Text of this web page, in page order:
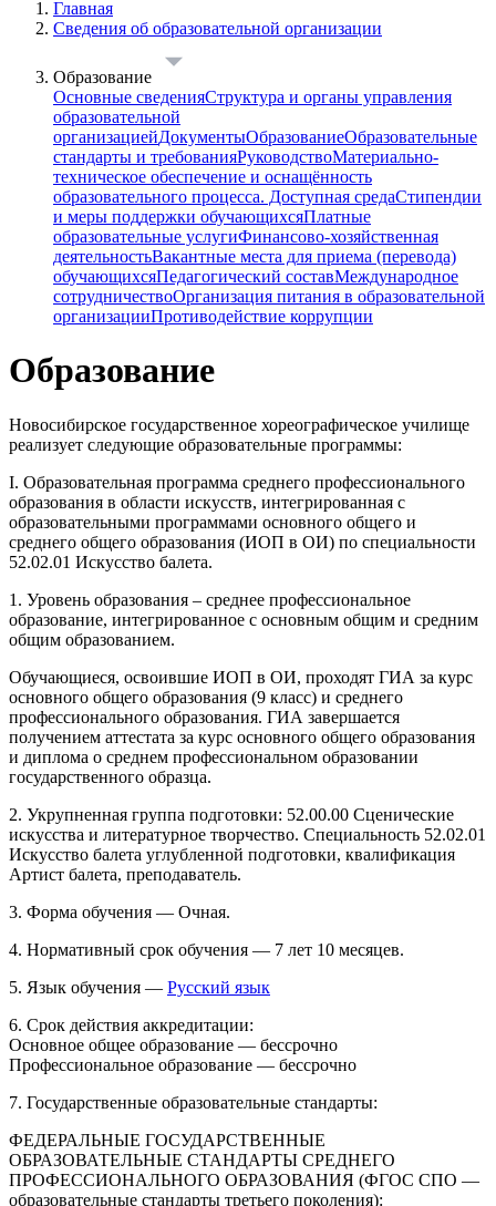
Главная
Сведения об образовательной организации
Образование
Основные сведенияСтруктура и органы управления
образовательной
организациейДокументыОбразованиеОбразовательные
стандарты и требованияРуководствоМатериально-
техническое обеспечение и оснащённость
образовательного процесса. Доступная средаСтипендии
и меры поддержки обучающихсяПлатные
образовательные услугиФинансово-хозяйственная
деятельностьВакантные места для приема (перевода)
обучающихсяПедагогический составМеждународное
сотрудничествоОрганизация питания в образовательной
организацииПротиводействие коррупции
Образование
Новосибирское государственное хореографическое училище
реализует следующие образовательные программы:
I. Образовательная программа среднего профессионального
образования в области искусств, интегрированная с
образовательными программами основного общего и
среднего общего образования (ИОП в ОИ) по специальности
52.02.01 Искусство балета.
1. Уровень образования – среднее профессиональное
образование, интегрированное с основным общим и средним
общим образованием.
Обучающиеся, освоившие ИОП в ОИ, проходят ГИА за курс
основного общего образования (9 класс) и среднего
профессионального образования. ГИА завершается
получением аттестата за курс основного общего образования
и диплома о среднем профессиональном образовании
государственного образца.
2. Укрупненная группа подготовки: 52.00.00 Сценические
искусства и литературное творчество. Специальность 52.02.01
Искусство балета углубленной подготовки, квалификация
Артист балета, преподаватель.
3. Форма обучения — Очная.
4. Нормативный срок обучения — 7 лет 10 месяцев.
5. Язык обучения — Русский язык
6. Срок действия аккредитации:
Основное общее образование — бессрочно
Профессиональное образование — бессрочно
7. Государственные образовательные стандарты:
ФЕДЕРАЛЬНЫЕ ГОСУДАРСТВЕННЫЕ
ОБРАЗОВАТЕЛЬНЫЕ СТАНДАРТЫ СРЕДНЕГО
ПРОФЕССИОНАЛЬНОГО ОБРАЗОВАНИЯ (ФГОС СПО —
образовательные стандарты третьего поколения):